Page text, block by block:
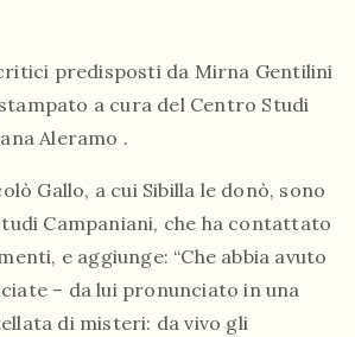
predisposti da Mirna Gentilini
a cura del Centro Studi
Aleramo .
Gallo, a cui Sibilla le donò, sono
Campaniani, che ha contattato
e aggiunge: “Che abbia avuto
– da lui pronunciato in una
di misteri: da vivo gli